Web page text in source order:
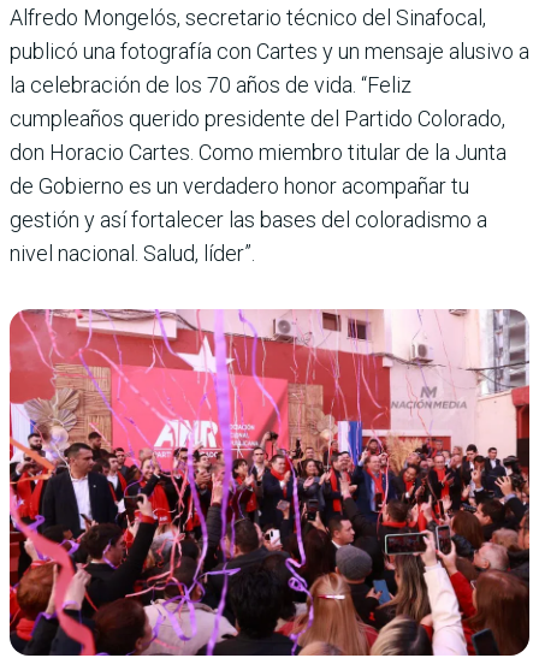
Alfredo Mongelós, secretario técnico del Sinafocal,
publicó una fotografía con Cartes y un mensaje alusivo a
la celebración de los 70 años de vida. “Feliz
cumpleaños querido presidente del Partido Colorado,
don Horacio Cartes. Como miembro titular de la Junta
de Gobierno es un verdadero honor acompañar tu
gestión y así fortalecer las bases del coloradismo a
nivel nacional. Salud, líder”.